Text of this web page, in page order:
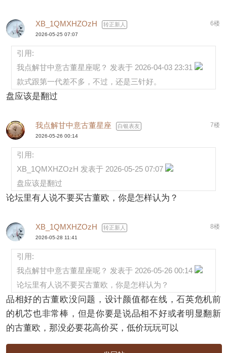
XB_1QMXHZOzH 转正新人 6楼
2026-05-25 07:07
引用:
我点解甘中意古董星座呢？ 发表于 2026-04-03 23:31
款式跟第一代差不多，不过，还是三针好。
盘应该是翻过
我点解甘中意古董星座 白银表友 7楼
2026-05-26 00:14
引用:
XB_1QMXHZOzH 发表于 2026-05-25 07:07
盘应该是翻过
论坛里有人说不要买古董欧，你是怎样认为？
XB_1QMXHZOzH 转正新人 8楼
2026-05-28 11:41
引用:
我点解甘中意古董星座呢？ 发表于 2026-05-26 00:14
论坛里有人说不要买古董欧，你是怎样认为？
品相好的古董欧没问题，设计颜值都在线，石英危机前
的机芯也非常棒，但是你要是说品相不好或者明显翻新
的古董欧，那没必要花高价买，低价玩玩可以